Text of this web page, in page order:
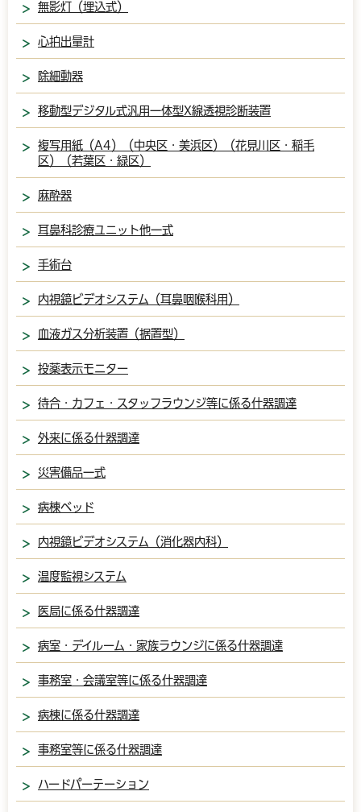
無影灯（埋込式）
心拍出量計
除細動器
移動型デジタル式汎用一体型X線透視診断装置
複写用紙（A4）（中央区・美浜区）（花見川区・稲毛
区）（若葉区・緑区）
麻酔器
耳鼻科診療ユニット他一式
手術台
内視鏡ビデオシステム（耳鼻咽喉科用）
血液ガス分析装置（据置型）
投薬表示モニター
待合・カフェ・スタッフラウンジ等に係る什器調達
外来に係る什器調達
災害備品一式
病棟ベッド
内視鏡ビデオシステム（消化器内科）
温度監視システム
医局に係る什器調達
病室・デイルーム・家族ラウンジに係る什器調達
事務室・会議室等に係る什器調達
病棟に係る什器調達
事務室等に係る什器調達
ハードパーテーション